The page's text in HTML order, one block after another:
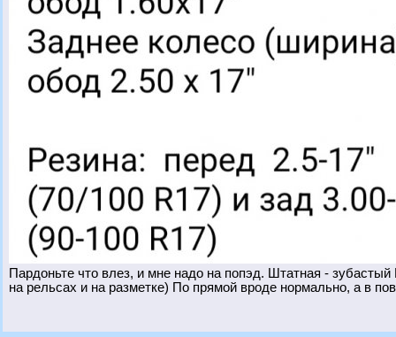
Пардоньте что влез, и мне надо на попэд. Штатная -
на рельсах и на разметке) По прямой вроде нормально, а в